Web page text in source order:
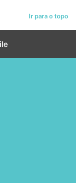
Ir para o topo